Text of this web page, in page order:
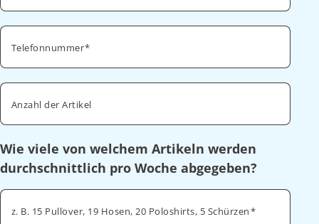
Telefonnummer
Anzahl der Artikel
Wie viele von welchem Artikeln werden
durchschnittlich pro Woche abgegeben?
z. B. 15 Pullover, 19 Hosen, 20 Poloshirts, 5 Schürzen